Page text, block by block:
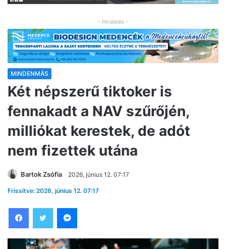
- Hirdetés -
MINDENMÁS
Két népszerű tiktoker is
fennakadt a NAV szűrőjén,
milliókat kerestek, de adót
nem fizettek utána
Bartok Zsófia 2026, június 12. 07:17
Frissítve: 2026, június 12. 07:17